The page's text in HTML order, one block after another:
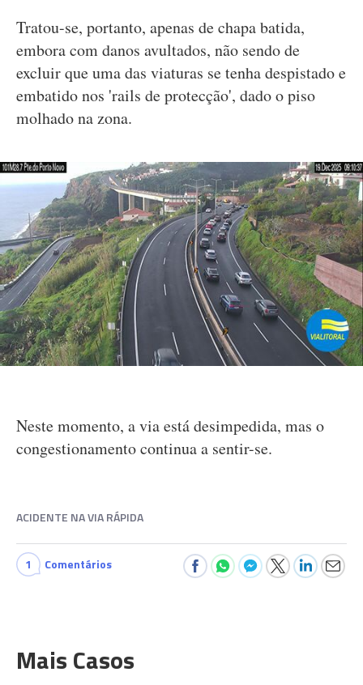
Tratou-se, portanto, apenas de chapa batida,
embora com danos avultados, não sendo de
excluir que uma das viaturas se tenha despistado e
embatido nos 'rails de protecção', dado o piso
molhado na zona.
Neste momento, a via está desimpedida, mas o
congestionamento continua a sentir-se.
ACIDENTE NA VIA RÁPIDA
1 Comentários
Mais Casos